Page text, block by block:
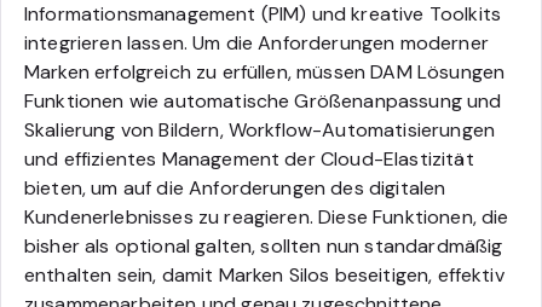
Informationsmanagement (PIM) und kreative Toolkits
integrieren lassen. Um die Anforderungen moderner
Marken erfolgreich zu erfüllen, müssen DAM Lösungen
Funktionen wie automatische Größenanpassung und
Skalierung von Bildern, Workflow-Automatisierungen
und effizientes Management der Cloud-Elastizität
bieten, um auf die Anforderungen des digitalen
Kundenerlebnisses zu reagieren. Diese Funktionen, die
bisher als optional galten, sollten nun standardmäßig
enthalten sein, damit Marken Silos beseitigen, effektiv